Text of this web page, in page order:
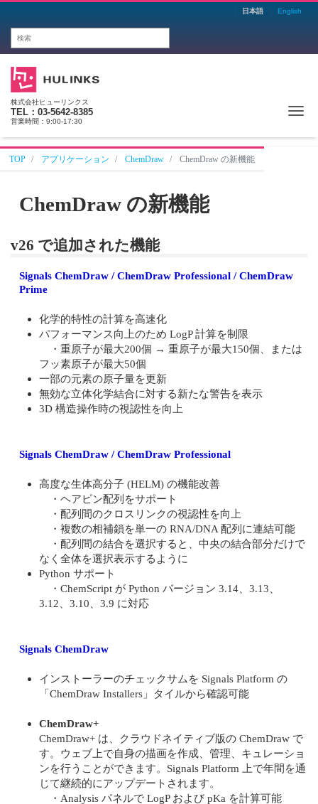
日本語 English
株式会社ヒューリンクス
TEL：03-5642-8385
営業時間：9:00-17:30
TOP アプリケーション ChemDraw ChemDraw の新機能
ChemDraw の新機能
v26 で追加された機能
Signals ChemDraw / ChemDraw Professional / ChemDraw
Prime
化学的特性の計算を高速化
パフォーマンス向上のため LogP 計算を制限
・重原子が最大200個 → 重原子が最大150個、または
フッ素原子が最大50個
一部の元素の原子量を更新
無効な立体化学結合に対する新たな警告を表示
3D 構造操作時の視認性を向上
Signals ChemDraw / ChemDraw Professional
高度な生体高分子 (HELM) の機能改善
・ヘアピン配列をサポート
・配列間のクロスリンクの視認性を向上
・複数の相補鎖を単一の RNA/DNA 配列に連結可能
・配列間の結合を選択すると、中央の結合部分だけで
なく全体を選択表示するように
Python サポート
・ChemScript が Python バージョン 3.14、3.13、
3.12、3.10、3.9 に対応
Signals ChemDraw
インストーラーのチェックサムを Signals Platform の
「ChemDraw Installers」タイルから確認可能
ChemDraw+
ChemDraw+ は、クラウドネイティブ版の ChemDraw で
す。ウェブ上で自身の描画を作成、管理、キュレーショ
ンを行うことができます。Signals Platform 上で年間を通
じて継続的にアップデートされます。
・Analysis パネルで LogP および pKa を計算可能